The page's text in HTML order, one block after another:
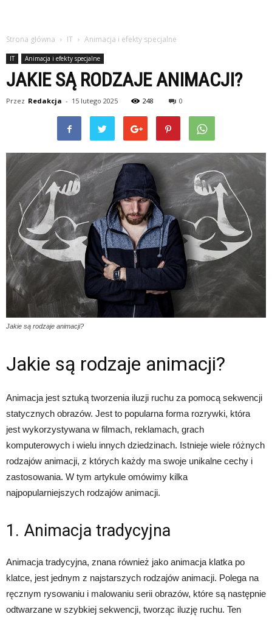
Strona główna IT Animacja i efekty specjalne
IT Animacja i efekty specjalne
JAKIE SĄ RODZAJE ANIMACJI?
Przez Redakcja - 15 lutego 2025 248 0
Jakie są rodzaje animacji?
Jakie są rodzaje animacji?
Animacja jest sztuką tworzenia iluzji ruchu za pomocą sekwencji
statycznych obrazów. Jest to popularna forma rozrywki, która
jest wykorzystywana w filmach, reklamach, grach
komputerowych i wielu innych dziedzinach. Istnieje wiele różnych
rodzajów animacji, z których każdy ma swoje unikalne cechy i
zastosowania. W tym artykule omówimy kilka
najpopularniejszych rodzajów animacji.
1. Animacja tradycyjna
Animacja tradycyjna, znana również jako animacja klatka po
klatce, jest jednym z najstarszych rodzajów animacji. Polega na
ręcznym rysowaniu i malowaniu serii obrazów, które są następnie
odtwarzane w szybkiej sekwencji, tworząc iluzję ruchu. Ten